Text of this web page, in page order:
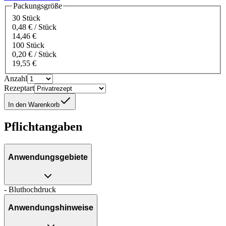
Packungsgröße
30 Stück
0,48 € / Stück
14,46 €
100 Stück
0,20 € / Stück
19,55 €
Anzahl
Rezeptart
In den Warenkorb
Pflichtangaben
Anwendungsgebiete
- Bluthochdruck
Anwendungshinweise